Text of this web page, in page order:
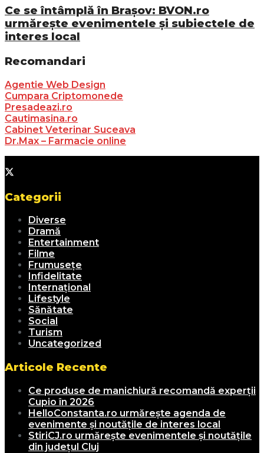
Ce se întâmplă în Brașov: BVON.ro
urmărește evenimentele și subiectele de
interes local
Recomandari
Agentie Web Design
Cumpara Criptomonede
Presadeazi.ro
Cautimasina.ro
Cabinet Veterinar Suceava
Dr.Max – Farmacie online
Categorii
Diverse
Dramă
Entertainment
Filme
Frumusețe
Infidelitate
Internațional
Lifestyle
Sănătate
Social
Turism
Uncategorized
Articole Recente
Ce produse de manichiură recomandă experții
Cupio în 2026
HelloConstanta.ro urmărește agenda de
evenimente și noutățile de interes local
StiriCJ.ro urmărește evenimentele și noutățile
din județul Cluj